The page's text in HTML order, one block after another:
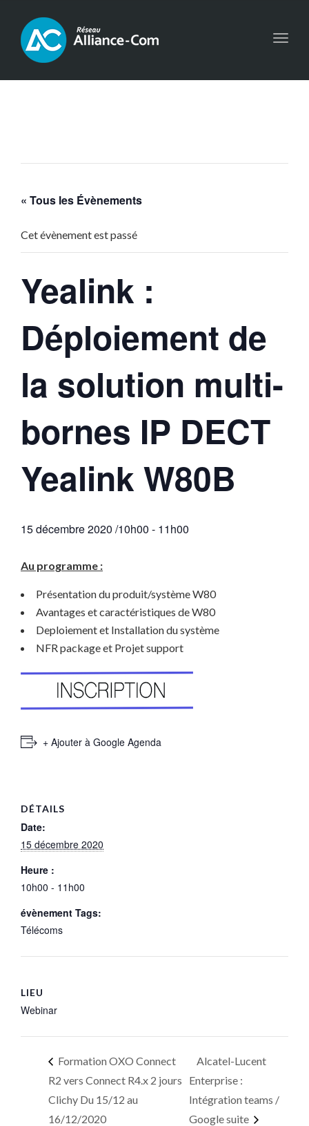
« Tous les Évènements
Cet évènement est passé
Yealink :
Déploiement de
la solution multi-
bornes IP DECT
Yealink W80B
15 décembre 2020 /10h00 - 11h00
Au programme :
Présentation du produit/système W80
Avantages et caractéristiques de W80
Deploiement et Installation du système
NFR package et Projet support
+ Ajouter à Google Agenda
DÉTAILS
Date:
15 décembre 2020
Heure :
10h00 - 11h00
évènement Tags:
Télécoms
LIEU
Webinar
Formation OXO Connect
R2 vers Connect R4.x 2 jours
Clichy Du 15/12 au
16/12/2020
Alcatel-Lucent
Enterprise :
Intégration teams /
Google suite